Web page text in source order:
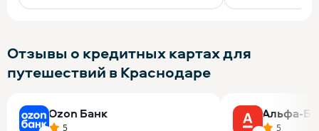
Отзывы о кредитных картах для
путешествий в Краснодаре
Ozon Банк
5
Альфа-
5